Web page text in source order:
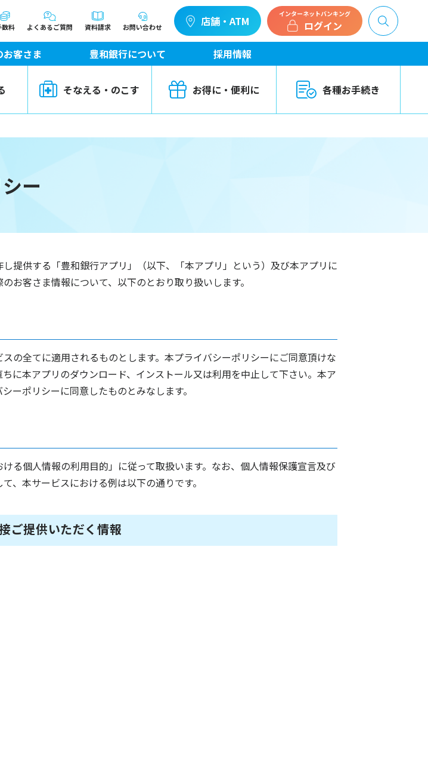
数料 よくあるご質問 資料請求 お問い合わせ 店舗・ATM
インターネットバンキング
ログイン
客さま 豊和銀行について 採用情報
そなえる・のこす お得に・便利に 各種お手続き
ー
提供する「豊和銀行アプリ」（以下、「本アプリ」という）及び本アプリに
お客さま情報について、以下のとおり取り扱いします。
の全てに適用されるものとします。本プライバシーポリシーにご同意頂けな
に本アプリのダウンロード、インストール又は利用を中止して下さい。本ア
ーポリシーに同意したものとみなします。
る個人情報の利用目的」に従って取扱います。なお、個人情報保護宣言及び
、本サービスにおける例は以下の通りです。
ご提供いただく情報